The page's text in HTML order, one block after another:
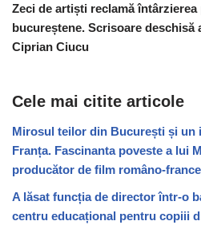
Zeci de artiști reclamă
bucureștene. Scrisoare deschisă
Ciprian Ciucu
Cele mai citite articole
Mirosul teilor din București și un
Franța. Fascinanta poveste a lui
producător de film româno-
A lăsat funcția de director într-o
centru educațional pentru copiii